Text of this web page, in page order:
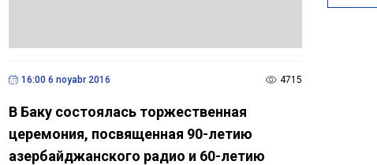
16:00 6 noyabr 2016 4715
В Баку состоялась торжественная
церемония, посвященная 90-летию
азербайджанского радио и 60-летию